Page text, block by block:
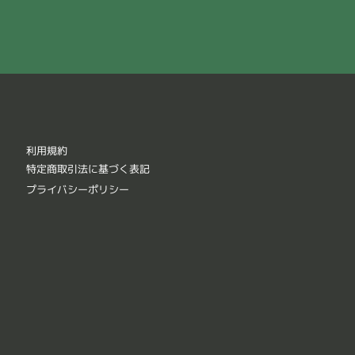
利用規約
特定商取引法に基づく表記
プライバシーポリシー